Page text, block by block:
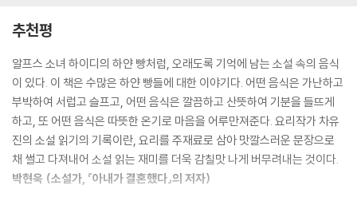
타샤 투더, 『타샤의 식탁』 | 헬렌 니어링, 『헬렌 니어링의 소박한 밥상』
부드럽게 섞여서 하나가 되고 싶어
무라카미 하루키, 「창」 | 장정일, 「햄버거에 대한 명상」
츠쯔이 토모미, 『먹는 여자』
마법의 풀 이야기
어느 것이 더 낫다는 식의 가치평가를 한다는 것 자체가 불편하고 불쾌하
이나 추억으로 인해 더욱 맛있게 느껴질 수도 있기 때문이다. --- p.111
수프를 끓이는 솥 주변에 둘러 모인 사람들은 모두 평등하다. 소박한 식탁
이건 산해진미로 가득한 식탁이건 같은 눈높이로 둘러앉아 함께 음식을 나
눈다는 것은 가장 빠르고 확실하게 마음을 나누는 일이다. (…) 마음이 담
긴 요리는 항상 크고 작은 기적을 일으킨다. 하지만 요리 자체만으로는 불
가능한 일이다. 여기엔 함께 나눌 사람이 꼭 필요하다. 사람들을 식탁으로
마침내 요리사가 되어 그 맛과 만드는 법을 배우고 익힌다. 이 책은 음식에
관한 그 오랜 호기심과 탐구의 결실이다. 저자는 동서양의 고전은 물론이
고 다양한 현대 문학작품에 이르기까지, 작품의 사건 전개나 주인공의 삶
에서 중요한 모티브가 된 갖가지 음식들을 우리의 세상 이야기와 함께 맛
깔스럽게 버무려놓았다.
인터넷서점 예스24의 웹진 ‘채널예스’에 8개월여 동안 인기리에 연재한 1
8편을 꼼꼼히 손보고, 거기에 새로 8편을 추가하여 책이 완성되었다. 전문
요리사이자 푸드 칼럼니스트인 저자는 문학작품에 등장하는 요리나 음식
을 키워드로 삼아 다채로운 이야기를 풀어간다. 요리가 무대배경처럼 등장
추천평
알프스 소녀 하이디의 하얀 빵처럼, 오래도록 기억에 남는 소설 속의 음식
이 있다. 이 책은 수많은 하얀 빵들에 대한 이야기다. 어떤 음식은 가난하고
부박하여 서럽고 슬프고, 어떤 음식은 깔끔하고 산뜻하여 기분을 들뜨게
하고, 또 어떤 음식은 따뜻한 온기로 마음을 어루만져준다. 요리작가 차유
진의 소설 읽기의 기록이란, 요리를 주재료로 삼아 맛깔스러운 문장으로
채 썰고 다져내어 소설 읽는 재미를 더욱 감칠맛 나게 버무려내는 것이다.
박현욱 (소설가, 『아내가 결혼했다』의 저자)